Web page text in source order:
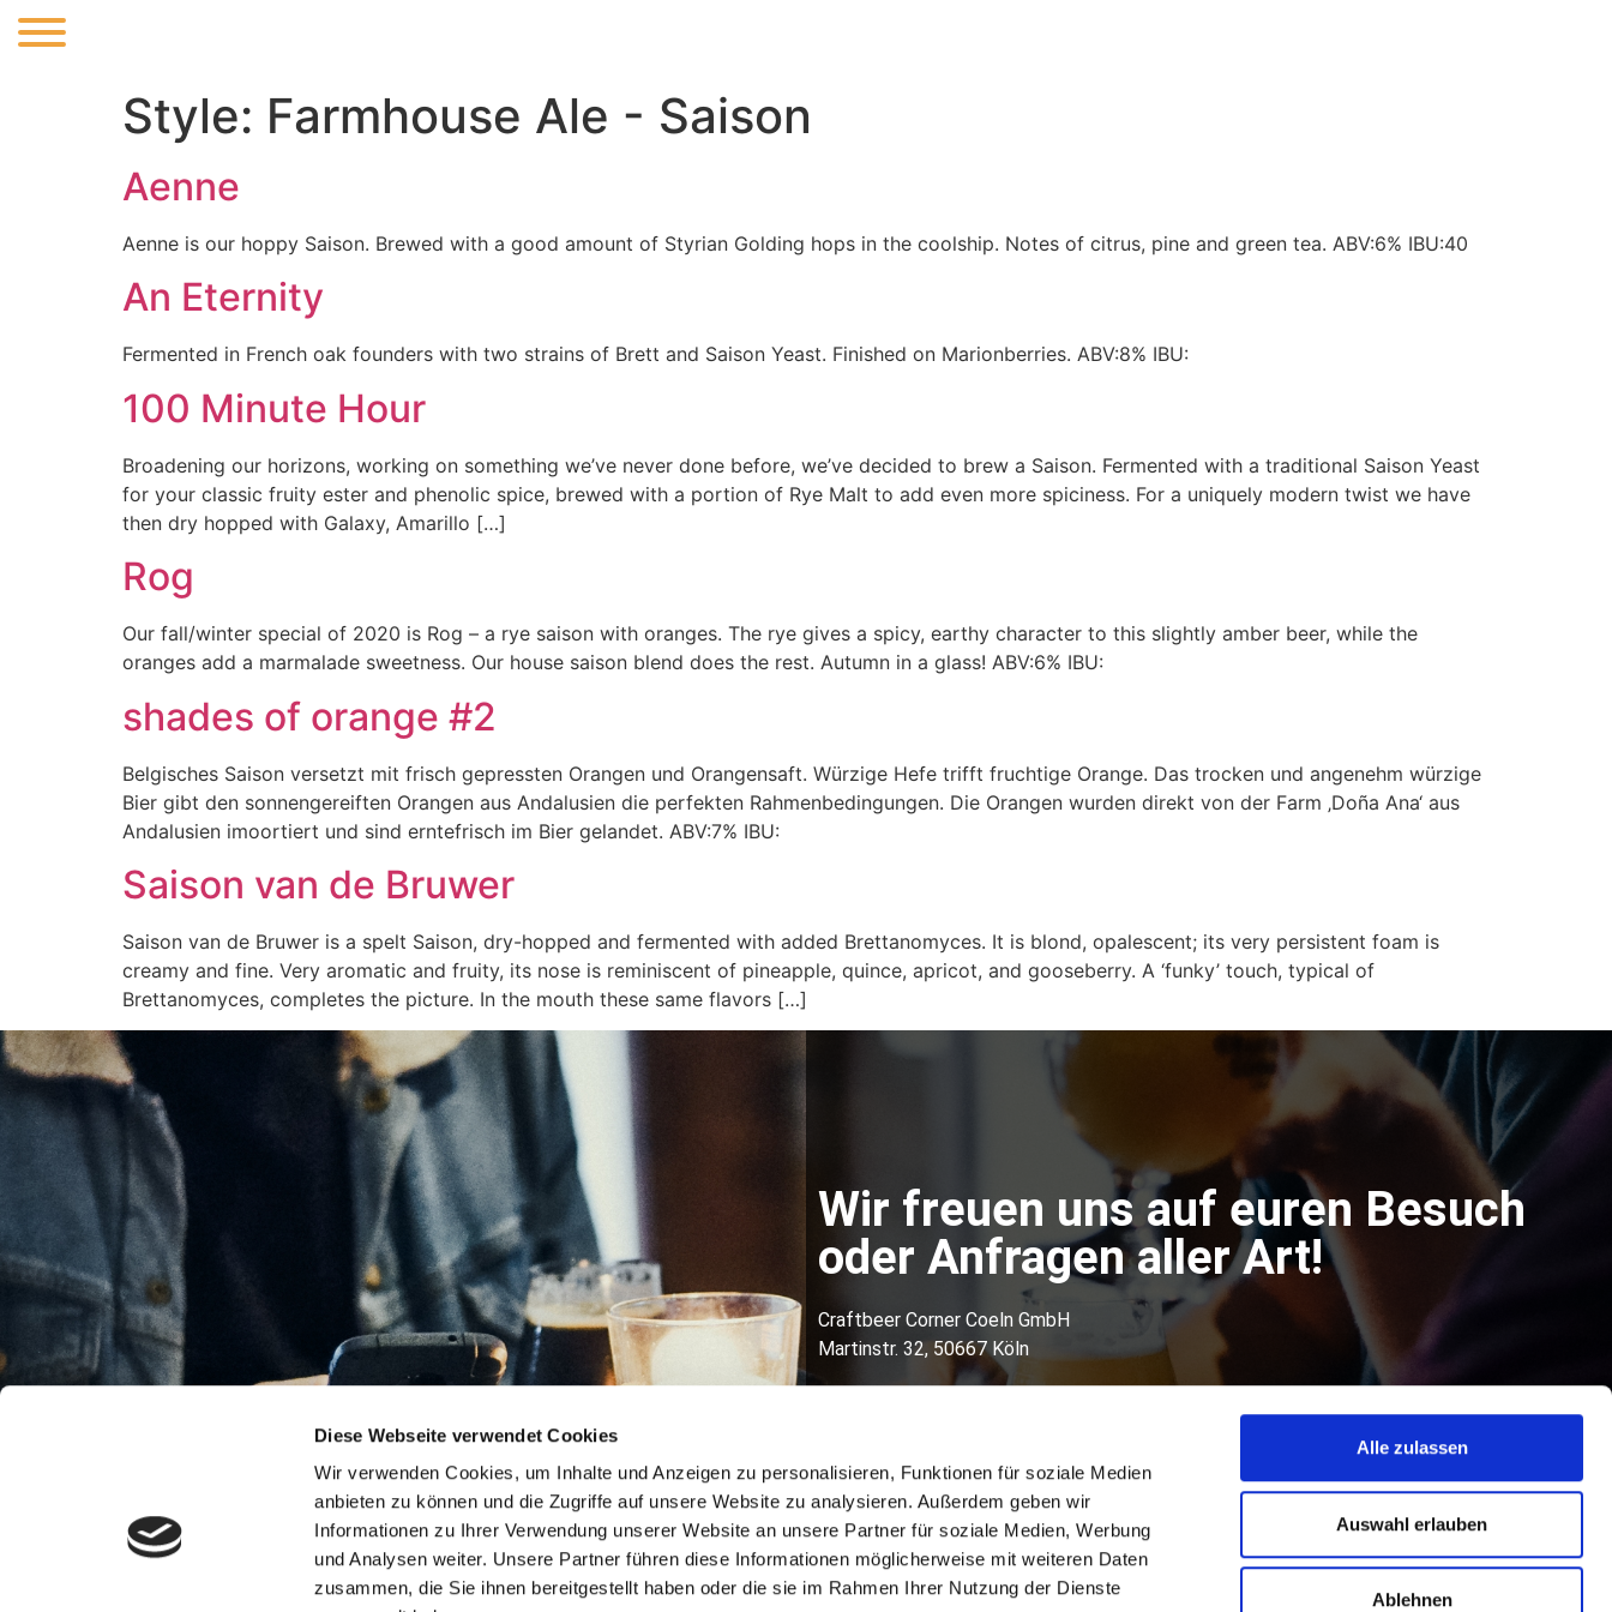
Diese Webseite verwendet Cookies
Wir verwenden Cookies, um Inhalte und Anzeigen zu personalisieren, Funktionen für soziale Medien
anbieten zu können und die Zugriffe auf unsere Website zu analysieren. Außerdem geben wir
Informationen zu Ihrer Verwendung unserer Website an unsere Partner für soziale Medien, Werbung
und Analysen weiter. Unsere Partner führen diese Informationen möglicherweise mit weiteren Daten
zusammen, die Sie ihnen bereitgestellt haben oder die sie im Rahmen Ihrer Nutzung der Dienste
Alle zulassen
Auswahl erlauben
Ablehnen
Style: Farmhouse Ale - Saison
Aenne
Aenne is our hoppy Saison. Brewed with a good amount of Styrian Golding hops in the coolship. Notes of citrus, pine and green tea. ABV:6% IBU:40
An Eternity
Fermented in French oak founders with two strains of Brett and Saison Yeast. Finished on Marionberries. ABV:8% IBU:
100 Minute Hour
Broadening our horizons, working on something we’ve never done before, we’ve decided to brew a Saison. Fermented with a traditional Saison Yeast
for your classic fruity ester and phenolic spice, brewed with a portion of Rye Malt to add even more spiciness. For a uniquely modern twist we have
then dry hopped with Galaxy, Amarillo […]
Rog
Our fall/winter special of 2020 is Rog – a rye saison with oranges. The rye gives a spicy, earthy character to this slightly amber beer, while the
oranges add a marmalade sweetness. Our house saison blend does the rest. Autumn in a glass! ABV:6% IBU:
shades of orange #2
Belgisches Saison versetzt mit frisch gepressten Orangen und Orangensaft. Würzige Hefe trifft fruchtige Orange. Das trocken und angenehm würzige
Bier gibt den sonnengereiften Orangen aus Andalusien die perfekten Rahmenbedingungen. Die Orangen wurden direkt von der Farm ‚Doña Ana‘ aus
Andalusien imoortiert und sind erntefrisch im Bier gelandet. ABV:7% IBU:
Saison van de Bruwer
Saison van de Bruwer is a spelt Saison, dry-hopped and fermented with added Brettanomyces. It is blond, opalescent; its very persistent foam is
creamy and fine. Very aromatic and fruity, its nose is reminiscent of pineapple, quince, apricot, and gooseberry. A ‘funky’ touch, typical of
Brettanomyces, completes the picture. In the mouth these same flavors […]
Wir freuen uns auf euren Besuch
oder Anfragen aller Art!
Craftbeer Corner Coeln GmbH
Martinstr. 32, 50667 Köln